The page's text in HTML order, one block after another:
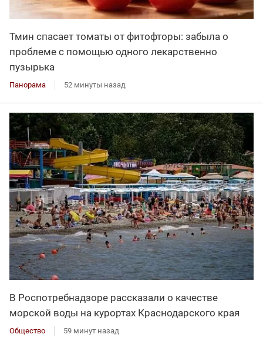
Тмин спасает томаты от фитофторы: забыла о
проблеме с помощью одного лекарственно
пузырька
Панорама 52 минуты назад
В Роспотребнадзоре рассказали о качестве
морской воды на курортах Краснодарского края
Общество 59 минут назад